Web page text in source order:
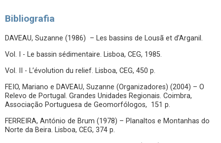
Bibliografia
DAVEAU, Suzanne (1986) – Les bassins de Lousã et d’Arganil.
Vol. I - Le bassin sédimentaire. Lisboa, CEG, 1985.
Vol. II - L’évolution du relief. Lisboa, CEG, 450 p.
FEIO, Mariano e DAVEAU, Suzanne (Organizadores) (2004) – O
Relevo de Portugal. Grandes Unidades Regionais. Coimbra,
Associação Portuguesa de Geomorfólogos, 151 p.
FERREIRA, António de Brum (1978) – Planaltos e Montanhas do
Norte da Beira. Lisboa, CEG, 374 p.